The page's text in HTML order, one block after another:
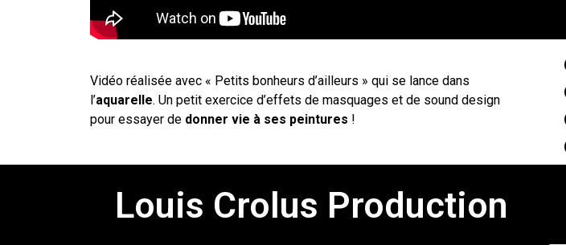
Vidéo réalisée avec « Petits bonheurs d’ailleurs » qui se lance dans
l’aquarelle. Un petit exercice d’effets de masquages et de sound design
pour essayer de donner vie à ses peintures !
Louis Crolus Production